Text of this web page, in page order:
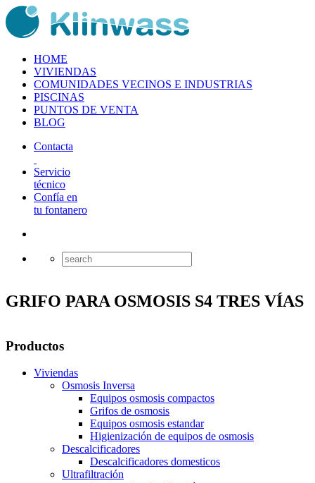
HOME
VIVIENDAS
COMUNIDADES VECINOS E INDUSTRIAS
PISCINAS
PUNTOS DE VENTA
BLOG
Contacta
Servicio
técnico
Confía en
tu fontanero
GRIFO PARA OSMOSIS S4 TRES VÍAS
Productos
Viviendas
Osmosis Inversa
Equipos osmosis compactos
Grifos de osmosis
Equipos osmosis estandar
Higienización de equipos de osmosis
Descalcificadores
Descalcificadores domesticos
Ultrafiltración